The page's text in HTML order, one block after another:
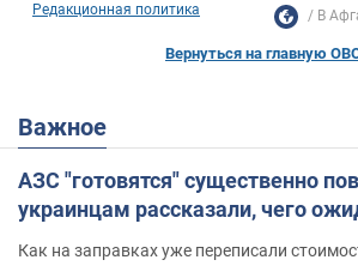
Редакционная политика В
Вернуться на главную
Важное
АЗС "готовятся" существенно
украинцам рассказали, чего
Как на заправках уже переписали